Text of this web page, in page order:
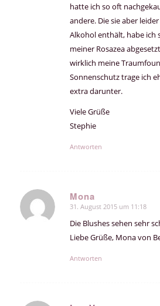
hatte ich so oft
andere. Die sie aber
Alkohol enthält, habe ich
meiner Rosazea
wirklich meine
Sonnenschutz trage ich
extra darunter.
Viele Grüße
Stephie
Antworten
Mona
sagte:
31. August 2015 um 11:18
Die Blushes sehen sehr
Liebe Grüße, Mona von
Antworten